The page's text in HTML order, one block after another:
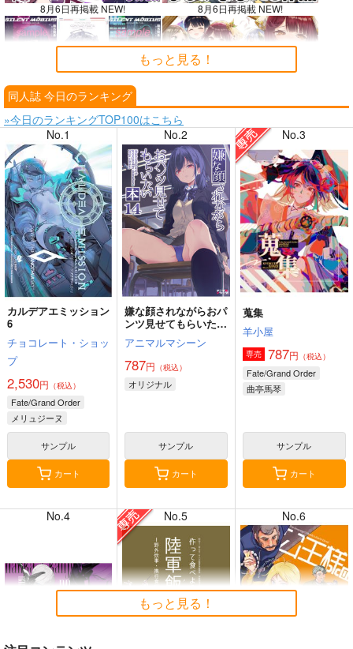
8月6日再掲載 NEW! 8月6日再掲載 NEW!
8月4日掲載
8月3日掲載 8月3日掲載
8月2日掲載 8月2日掲載
7月31日掲載
7月30日掲載 7月30日掲載
7月28日掲載
もっと見る！
同人誌 今日のランキング
»今日のランキングTOP100はこちら
No.1
カルデアエミッション
6
チョコレート・ショッ
プ
2,530円 （税込）
Fate/Grand Order
メリュジーヌ
サンプル
カート
No.2
嫌な顔されながらおパ
ンツ見せてもらいたい
本14
アニマルマシーン
787円 （税込）
オリジナル
サンプル
カート
No.3
蒐集
羊小屋
専売 787円 （税込）
Fate/Grand Order
曲亭馬琴
サンプル
カート
No.4 No.5 No.6
もっと見る！